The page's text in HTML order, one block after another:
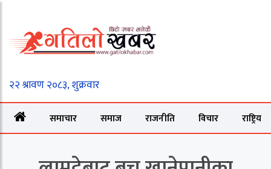
समाचार समाज राजनीति विचार राष्ट्रिय